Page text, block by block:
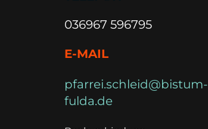
036967 596795
E-MAIL
pfarrei.schleid@bistum-
fulda.de